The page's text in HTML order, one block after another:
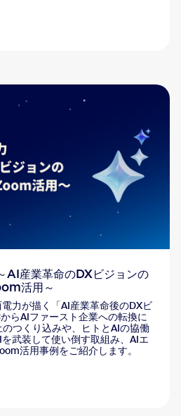
AI産業革命のDXビジョンの
活用～
力が描く「AI産業革命後のDXビ
らAIファースト企業への転換に
つくり込みや、ヒトとAIの協働
武装して使い倒す取組み、AIエ
活用事例をご紹介します。